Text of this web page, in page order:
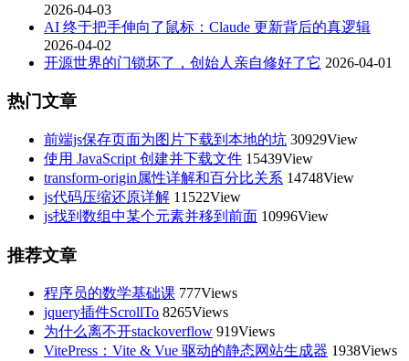
2026-04-03
AI 终于把手伸向了鼠标：Claude 更新背后的真逻辑
2026-04-02
开源世界的门锁坏了，创始人亲自修好了它 2026-04-01
热门文章
前端js保存页面为图片下载到本地的坑 30929View
使用 JavaScript 创建并下载文件 15439View
transform-origin属性详解和百分比关系 14748View
js代码压缩还原详解 11522View
js找到数组中某个元素并移到前面 10996View
推荐文章
程序员的数学基础课 777Views
jquery插件ScrollTo 8265Views
为什么离不开stackoverflow 919Views
VitePress：Vite & Vue 驱动的静态网站生成器 1938Views